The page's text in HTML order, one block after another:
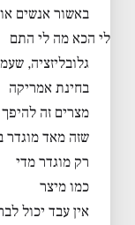
באשור אנשים
לי הכא מה לי התם
גלובליזציה,
בחינת אמריקה
מצרים זה להיפך
שזה מאד מוגדר
רק מוגדר מדי
כמו מיצר
אין עבד יכול